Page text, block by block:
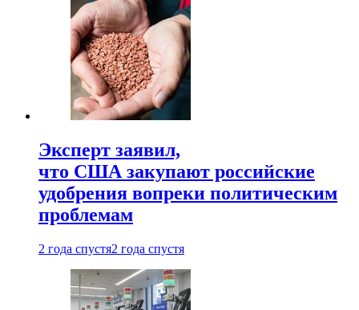
Эксперт заявил,
что США закупают российские
удобрения вопреки политическим
проблемам
2 года спустя2 года спустя